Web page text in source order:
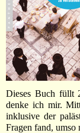
Dieses Buch füllt
denke ich mir.
inklusive der
Fragen fand, umso